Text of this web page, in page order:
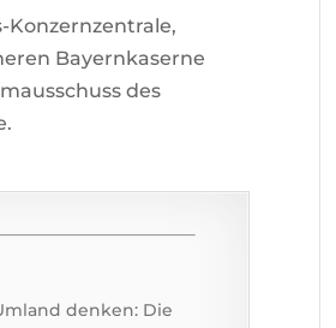
Bayernkaserne
des
denken: Die